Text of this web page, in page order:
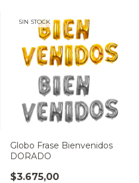
SIN STOCK
Globo Frase Bienvenidos
DORADO
$3.675,00